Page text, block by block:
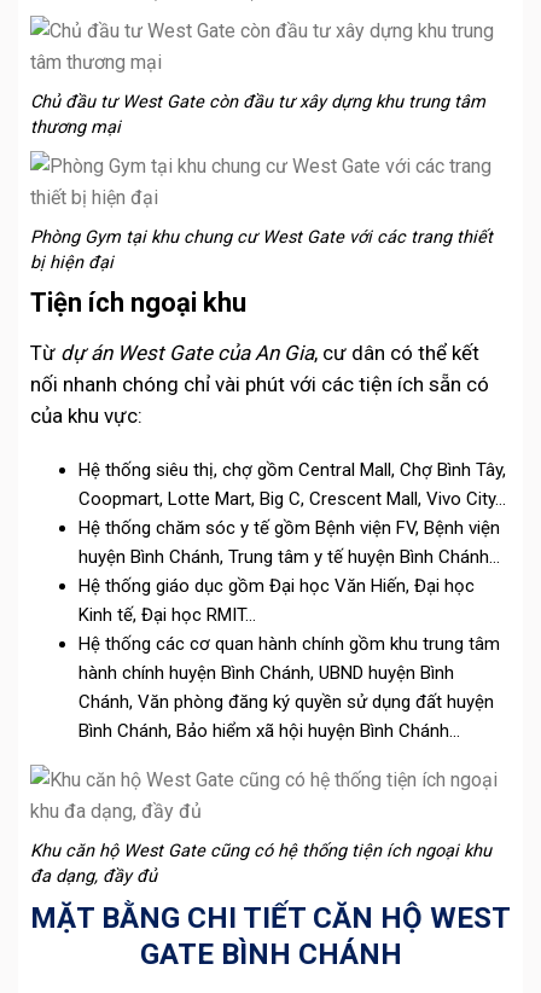
Chủ đầu tư West Gate còn đầu tư xây dựng khu trung tâm
thương mại
Phòng Gym tại khu chung cư West Gate với các trang thiết
bị hiện đại
Tiện ích ngoại khu
Từ dự án West Gate của An Gia, cư dân có thể kết
nối nhanh chóng chỉ vài phút với các tiện ích sẵn có
của khu vực:
Hệ thống siêu thị, chợ gồm Central Mall, Chợ Bình Tây,
Coopmart, Lotte Mart, Big C, Crescent Mall, Vivo City…
Hệ thống chăm sóc y tế gồm Bệnh viện FV, Bệnh viện
huyện Bình Chánh, Trung tâm y tế huyện Bình Chánh…
Hệ thống giáo dục gồm Đại học Văn Hiến, Đại học
Kinh tế, Đại học RMIT…
Hệ thống các cơ quan hành chính gồm khu trung tâm
hành chính huyện Bình Chánh, UBND huyện Bình
Chánh, Văn phòng đăng ký quyền sử dụng đất huyện
Bình Chánh, Bảo hiểm xã hội huyện Bình Chánh…
Khu căn hộ West Gate cũng có hệ thống tiện ích ngoại khu
đa dạng, đầy đủ
MẶT BẰNG CHI TIẾT CĂN HỘ WEST
GATE BÌNH CHÁNH